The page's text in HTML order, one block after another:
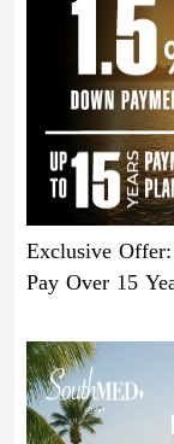
Exclusive
Pay Over 15